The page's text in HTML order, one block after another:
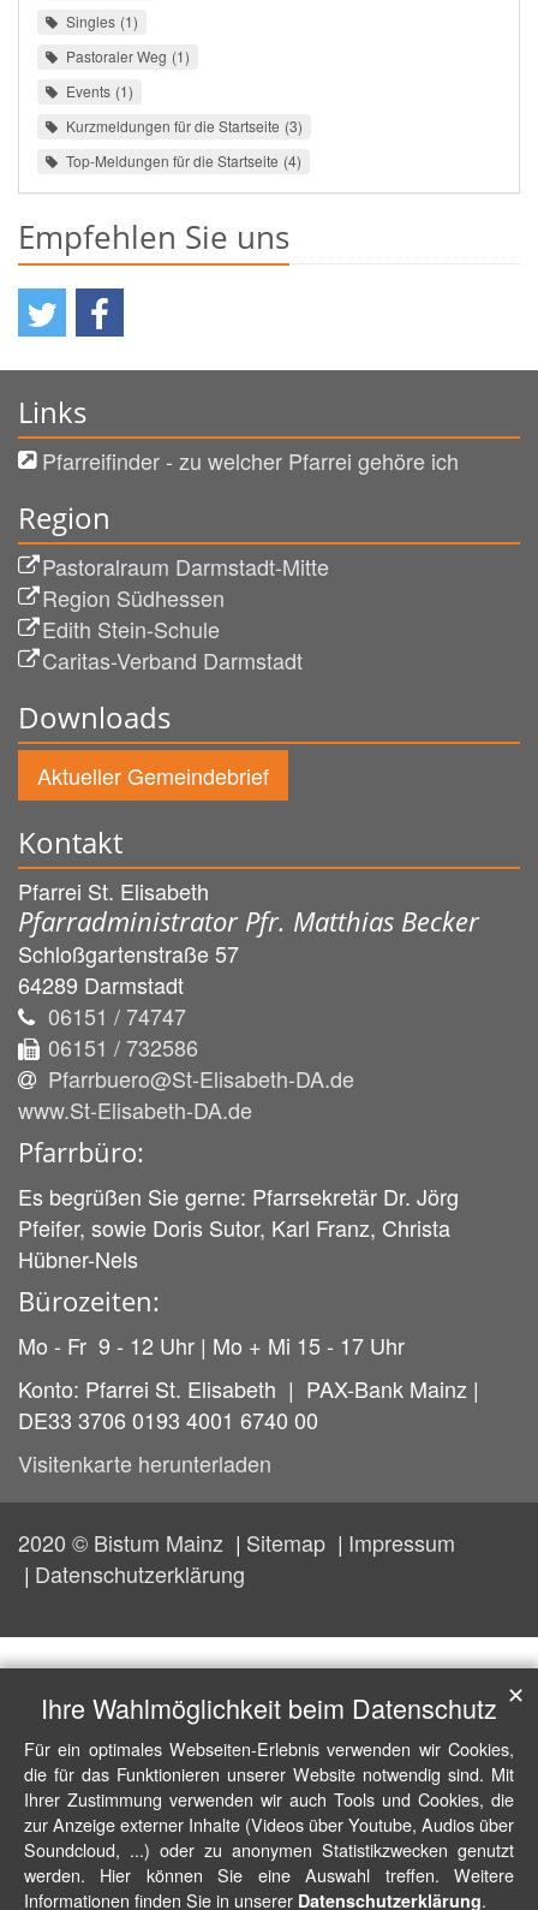
Singles 1
Pastoraler Weg 1
Events 1
Kurzmeldungen für die Startseite 3
Top-Meldungen für die Startseite 4
Empfehlen Sie uns
Links
Pfarreifinder - zu welcher Pfarrei gehöre ich
Region
Pastoralraum Darmstadt-Mitte
Region Südhessen
Edith Stein-Schule
Caritas-Verband Darmstadt
Downloads
Aktueller Gemeindebrief
Kontakt
Pfarrei St. Elisabeth
Pfarradministrator Pfr. Matthias Becker
Schloßgartenstraße 57
64289 Darmstadt
06151 / 74747
06151 / 732586
Pfarrbuero@St-Elisabeth-DA.de
www.St-Elisabeth-DA.de
Pfarrbüro:
Es begrüßen Sie gerne: Pfarrsekretär Dr. Jörg
Pfeifer, sowie Doris Sutor, Karl Franz, Christa
Hübner-Nels
Bürozeiten:
Mo - Fr 9 - 12 Uhr | Mo + Mi 15 - 17 Uhr
Konto: Pfarrei St. Elisabeth | PAX-Bank Mainz |
DE33 3706 0193 4001 6740 00
Visitenkarte herunterladen
2020 © Bistum Mainz Sitemap
Impressum
Datenschutzerklärung
Ihre Wahlmöglichkeit beim Datenschutz
Für ein optimales Webseiten-Erlebnis verwenden wir Cookies,
die für das Funktionieren unserer Website notwendig sind. Mit
Ihrer Zustimmung verwenden wir auch Tools und Cookies, die
zur Anzeige externer Inhalte (Videos über Youtube, Audios über
Soundcloud, ...) oder zu anonymen Statistikzwecken genutzt
werden. Hier können Sie eine Auswahl treffen. Weitere
Informationen finden Sie in unserer Datenschutzerklärung.
✕